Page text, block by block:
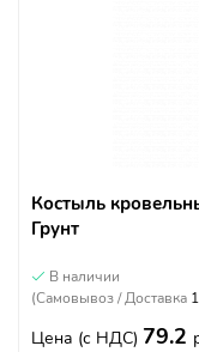
Костыль
Грунт
В наличии
(Самовывоз / Доставка
Цена (с НДС) 79.2